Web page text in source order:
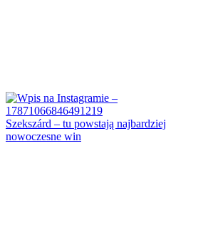
Szekszárd – tu powstają najbardziej
nowoczesne win